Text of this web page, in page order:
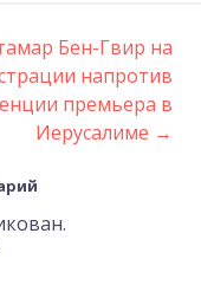
Бен-Гвир на
напротив
премьера в
Иерусалиме →